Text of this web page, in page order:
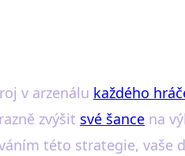
v arzenálu každého
zvýšit své šance na
této strategie, vaše